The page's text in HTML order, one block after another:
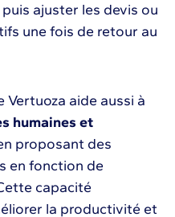
ajuster les devis ou
une fois de retour au
Vertuoza aide aussi à
humaines et
proposant des
en fonction de
capacité
la productivité et